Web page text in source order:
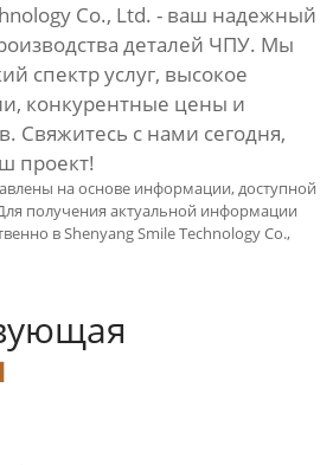
Co., Ltd. - ваш надежный
деталей ЧПУ. Мы
спектр услуг, высокое
конкурентные цены и
Свяжитесь с нами сегодня,
проект!
на основе информации, доступной
получения актуальной информации
в Shenyang Smile Technology Co.,